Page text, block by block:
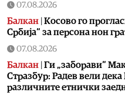
07.08.2026
Балкан Косово го
Србија“ за персона нон
07.08.2026
Балкан Ги „заборави“
Стразбур: Радев вели
различните етнички